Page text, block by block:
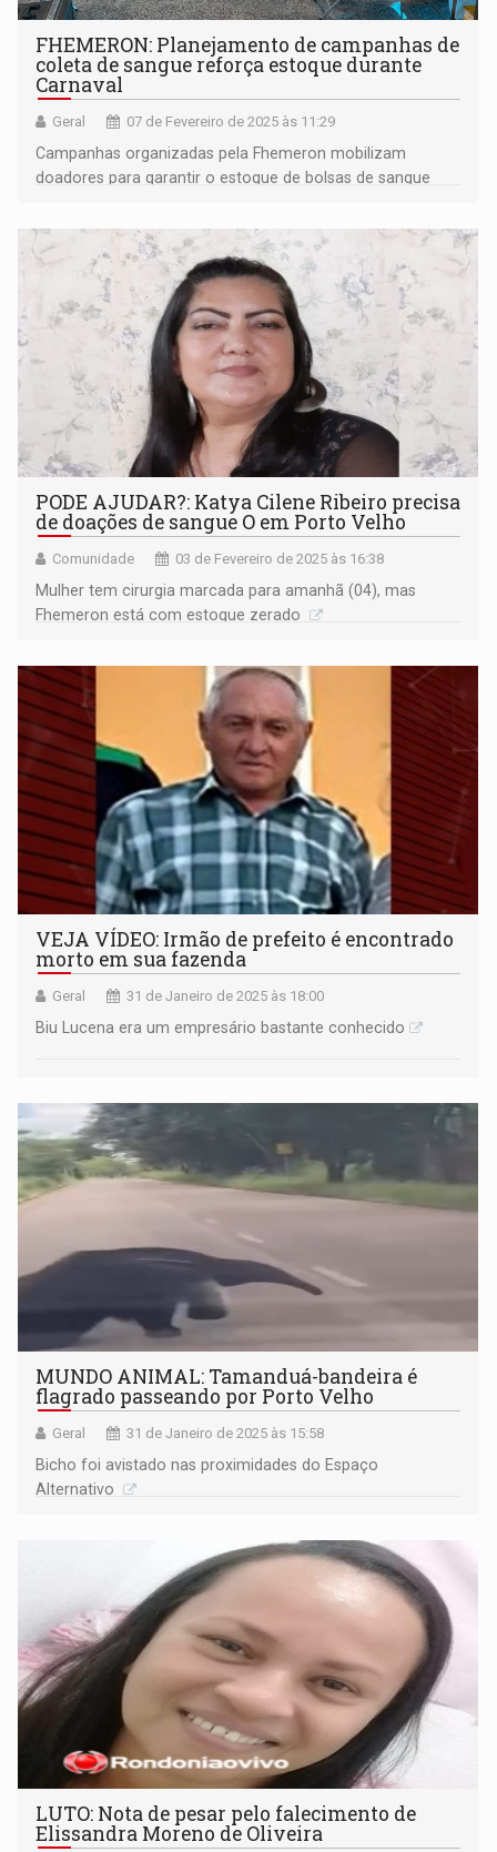
FHEMERON: Planejamento de campanhas de
coleta de sangue reforça estoque durante
Carnaval
Geral 07 de Fevereiro de 2025 às 11:29
Campanhas organizadas pela Fhemeron mobilizam
doadores para garantir o estoque de bolsas de sangue
PODE AJUDAR?: Katya Cilene Ribeiro precisa
de doações de sangue O em Porto Velho
Comunidade 03 de Fevereiro de 2025 às 16:38
Mulher tem cirurgia marcada para amanhã (04), mas
Fhemeron está com estoque zerado
VEJA VÍDEO: Irmão de prefeito é encontrado
morto em sua fazenda
Geral 31 de Janeiro de 2025 às 18:00
Biu Lucena era um empresário bastante conhecido
MUNDO ANIMAL: Tamanduá-bandeira é
flagrado passeando por Porto Velho
Geral 31 de Janeiro de 2025 às 15:58
Bicho foi avistado nas proximidades do Espaço
Alternativo
LUTO: Nota de pesar pelo falecimento de
Elissandra Moreno de Oliveira